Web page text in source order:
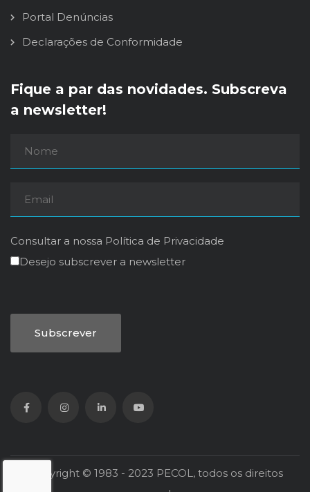
Portal Denúncias
Declarações de Conformidade
Fique a par das novidades. Subscreva
a newsletter!
Consultar a nossa Política de Privacidade
Desejo subscrever a newsletter
Copyright © 1983 - 2023 PECOL, todos os direitos